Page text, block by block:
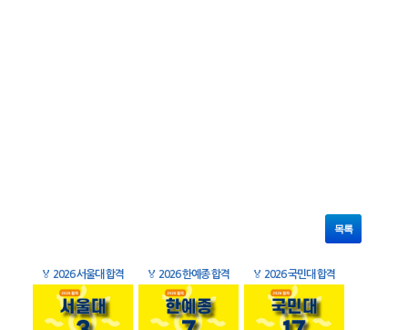
목록
🏅 2026 서울대 합격 🏅 2026 한예종 합격 🏅 2026 국민대 합격